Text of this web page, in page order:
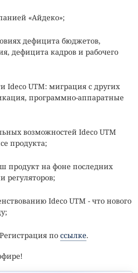
«Айдеко»;
дефицита бюджетов,
дефицита кадров и рабочего
Ideco UTM: миграция с других
программно-аппаратные
возможностей Ideco UTM
продукта;
продукт на фоне последних
регуляторов;
Ideco UTM - что нового
по ссылке.